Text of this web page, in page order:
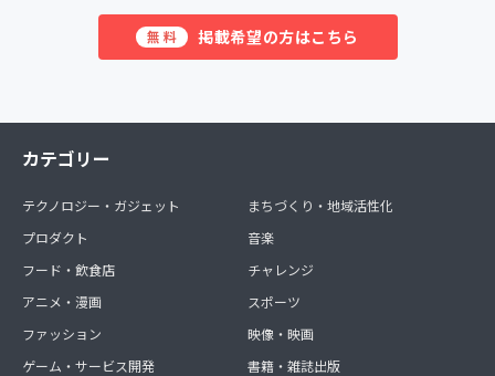
無料 掲載希望の方はこちら
カテゴリー
テクノロジー・ガジェット
プロダクト
フード・飲食店
アニメ・漫画
ファッション
ゲーム・サービス開発
まちづくり・地域活性化
音楽
チャレンジ
スポーツ
映像・映画
書籍・雑誌出版